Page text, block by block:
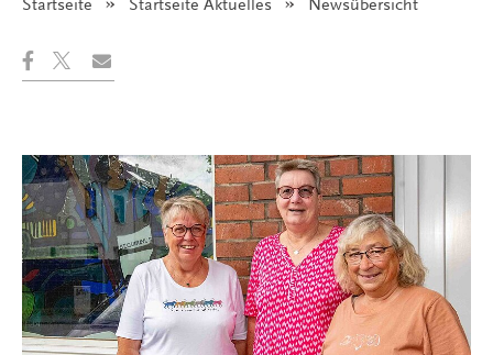
Startseite Startseite Aktuelles Angezeigt:
Newsübersicht